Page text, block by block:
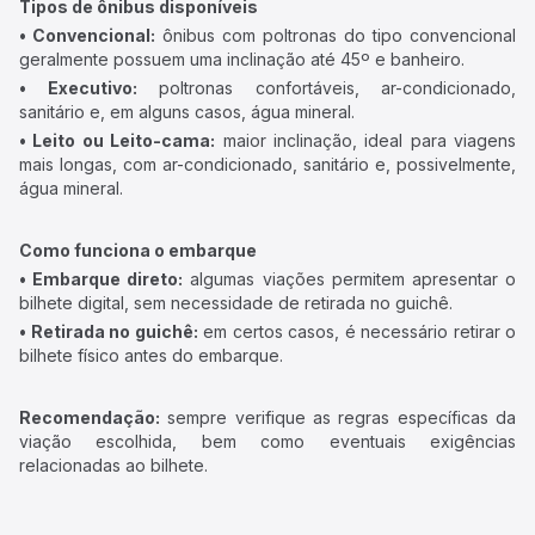
Tipos de ônibus disponíveis
• Convencional: ônibus com poltronas do tipo convencional
geralmente possuem uma inclinação até 45º e banheiro.
• Executivo: poltronas confortáveis, ar-condicionado,
sanitário e, em alguns casos, água mineral.
• Leito ou Leito-cama: maior inclinação, ideal para viagens
mais longas, com ar-condicionado, sanitário e, possivelmente,
água mineral.
Como funciona o embarque
• Embarque direto: algumas viações permitem apresentar o
bilhete digital, sem necessidade de retirada no guichê.
• Retirada no guichê: em certos casos, é necessário retirar o
bilhete físico antes do embarque.
Recomendação: sempre verifique as regras específicas da
viação escolhida, bem como eventuais exigências
relacionadas ao bilhete.